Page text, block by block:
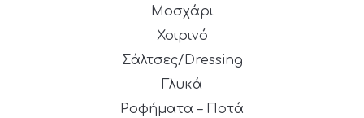
Μοσχάρι
Χοιρινό
Σάλτσες/Dressing
Γλυκά
Ροφήματα – Ποτά